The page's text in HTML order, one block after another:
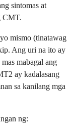
sintomas at
CMT.
mismo (tinatawag
Ang uri na ito ay
mabagal ang
ay kadalasang
sa kanilang mga
ng: